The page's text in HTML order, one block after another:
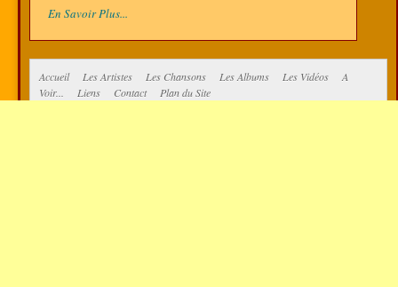
En Savoir Plus...
Accueil Les Artistes Les Chansons Les Albums Les Vidéos
A
Voir...
Liens Contact Plan du Site